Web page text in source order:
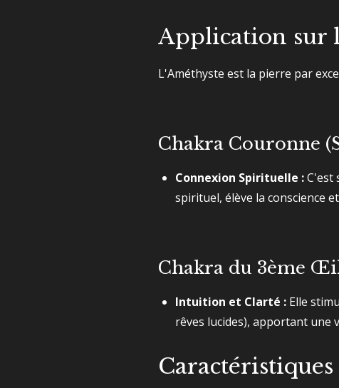
Application sur
L'Améthyste est la pierre par
Chakra Couronne
Connexion Spirituelle :C'est
spirituel, élève la conscience
Chakra du 3ème
Intuition et Clarté : Elle
rêves lucides), apportant une